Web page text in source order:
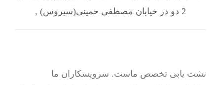
2 دو در خیابان مصطفی خمینی(سیروس)
,
نشت یابی تخصص ماست. سرویسکاران ما